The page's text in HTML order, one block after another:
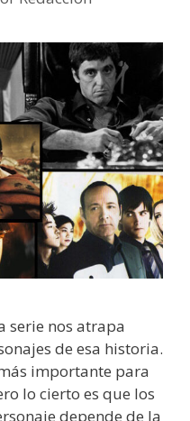
serie nos atrapa
de esa historia.
importante para
lo cierto es que los
depende de la